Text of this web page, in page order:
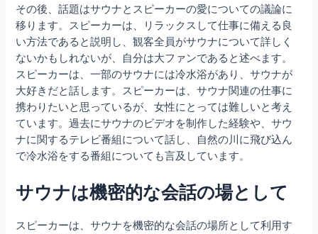
その後、話題はサウナとスピーカーの愛についての議論に
移ります。スピーカーは、リラックスして仕事に備える良
い方法であると説明し、観客全員がサウナについて詳しく
ないかもしれないが、自分は大ファンであると述べます。
スピーカーは、一部のサウナには冷水浴があり、サウナが
大好きだと話します。スピーカーは、サウナ関連の仕事に
携わりたいと思っているが、女性にとっては難しいと考え
ています。過去にサウナのビデオを制作した経験や、サウ
ナに関するテレビ番組について話し、自然の川に飛び込ん
で冷水浴をする番組についても言及しています。
サウナは機密的な会話の場として
スピーカーは、サウナを機密的な会話の場所として利用す